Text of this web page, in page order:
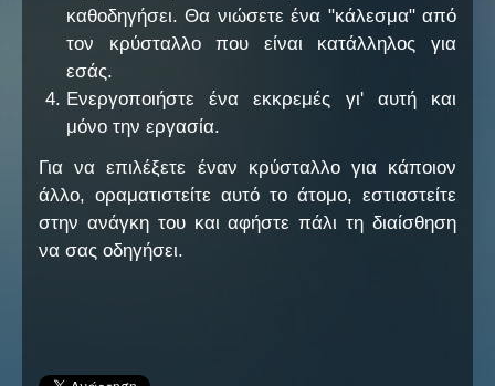
καθοδηγήσει. Θα νιώσετε ένα "κάλεσμα" από
τον κρύσταλλο που είναι κατάλληλος για
εσάς.
Ενεργοποιήστε ένα εκκρεμές γι' αυτή και
μόνο την εργασία.
Για να επιλέξετε έναν κρύσταλλο για κάποιον
άλλο, οραματιστείτε αυτό το άτομο, εστιαστείτε
στην ανάγκη του και αφήστε πάλι τη διαίσθηση
να σας οδηγήσει.